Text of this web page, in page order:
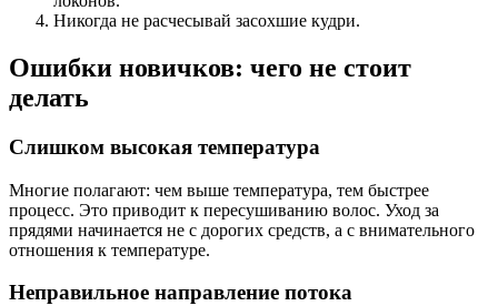
Никогда не расчесывай засохшие кудри.
Ошибки новичков: чего не стоит
делать
Слишком высокая температура
Многие полагают: чем выше температура, тем быстрее
процесс. Это приводит к пересушиванию волос. Уход за
прядями начинается не с дорогих средств, а с внимательного
отношения к температуре.
Неправильное направление потока